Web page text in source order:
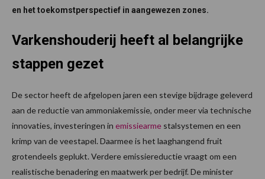
en het toekomstperspectief in aangewezen zones.
Varkenshouderij heeft al belangrijke
stappen gezet
De sector heeft de afgelopen jaren een stevige bijdrage geleverd
aan de reductie van ammoniakemissie, onder meer via technische
innovaties, investeringen in emissiearme stalsystemen en een
krimp van de veestapel. Daarmee is het laaghangend fruit
grotendeels geplukt. Verdere emissiereductie vraagt om een
realistische benadering en maatwerk per bedrijf. De minister